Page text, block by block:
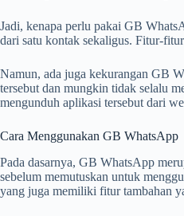
Jadi, kenapa perlu pakai GB
dari satu kontak sekaligus. Fitur-
Namun, ada juga kekurangan GB
tersebut dan mungkin tidak selalu
mengunduh aplikasi tersebut dari
Cara Menggunakan GB WhatsApp
Pada dasarnya, GB WhatsApp
sebelum memutuskan untuk
yang juga memiliki fitur tambahan